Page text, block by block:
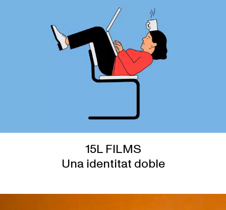
15L FILMS
Una identitat doble